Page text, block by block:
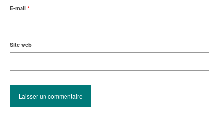
E-mail *
Site web